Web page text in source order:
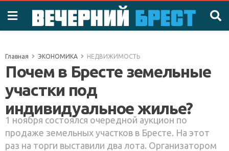
Главная ЭКОНОМИКА НЕДВИЖИМОСТЬ
Почем в Бресте земельные
участки под
индивидуальное жилье?
1 ноября состоялся очередной аукцион по
продаже земельных участков в Бресте. На этот
раз на торги выставили два лота. Организатором